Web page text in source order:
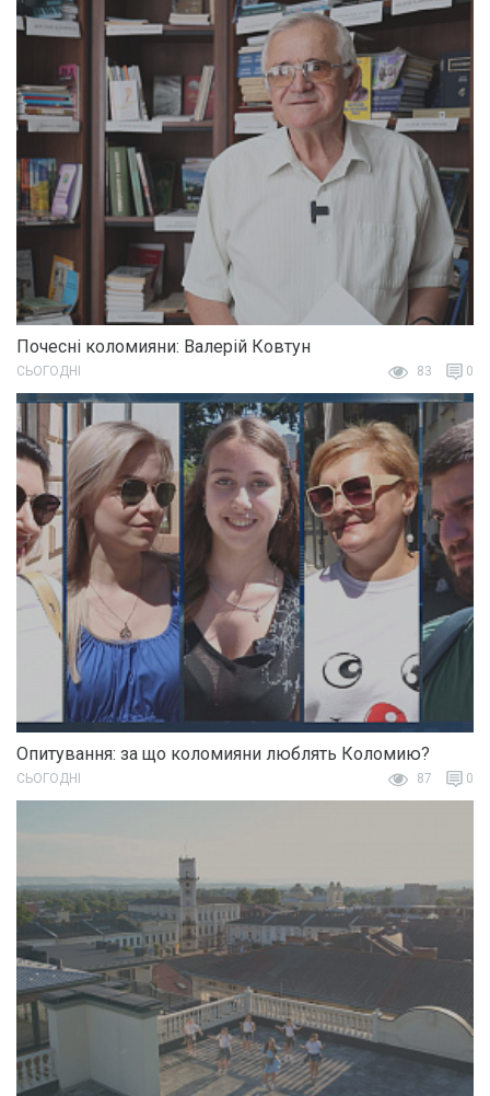
Почесні коломияни: Валерій Ковтун
СЬОГОДНІ 83 0
Опитування: за що коломияни люблять Коломию?
СЬОГОДНІ 87 0